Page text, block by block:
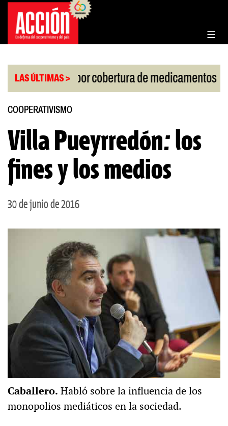
Saltar
contenido
LAS ÚLTIMAS >
la Corte por cobertura de medicamentos |
COOPERATIVISMO
Villa Pueyrredón: los
fines y los medios
30 de junio de 2016
Caballero. Habló sobre la influencia de los
monopolios mediáticos en la sociedad.